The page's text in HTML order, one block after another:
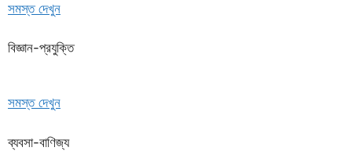
সমস্ত দেখুন
বিজ্ঞান-প্রযুক্তি
সমস্ত দেখুন
ব্যবসা-বাণিজ্য